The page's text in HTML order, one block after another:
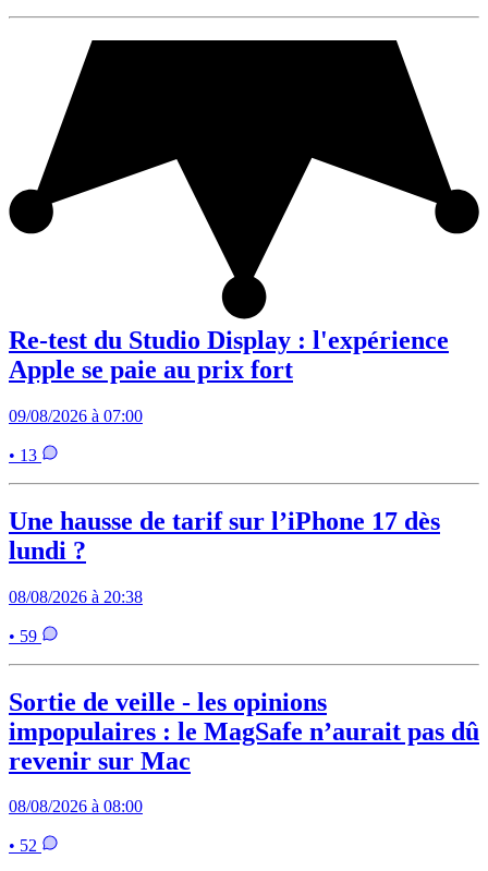
Re-test du Studio Display : l'expérience
Apple se paie au prix fort
09/08/2026 à 07:00
• 13
Une hausse de tarif sur l’iPhone 17 dès
lundi ?
08/08/2026 à 20:38
• 59
Sortie de veille - les opinions
impopulaires : le MagSafe n’aurait pas dû
revenir sur Mac
08/08/2026 à 08:00
• 52